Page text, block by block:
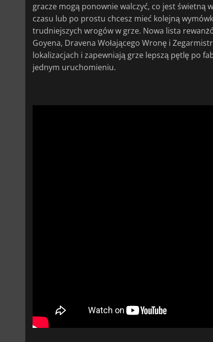
gracze mogą ponownie walczyć, co jest świetną
czasu lub po prostu chcesz mieć kolejną
trudniejszych wrogów w grze. Nowa lista
Goyena, Dravena Wołającego Wronę i
lokalizacjach i zapewniają grze lepszą pętlę po
jednym uruchomieniu.